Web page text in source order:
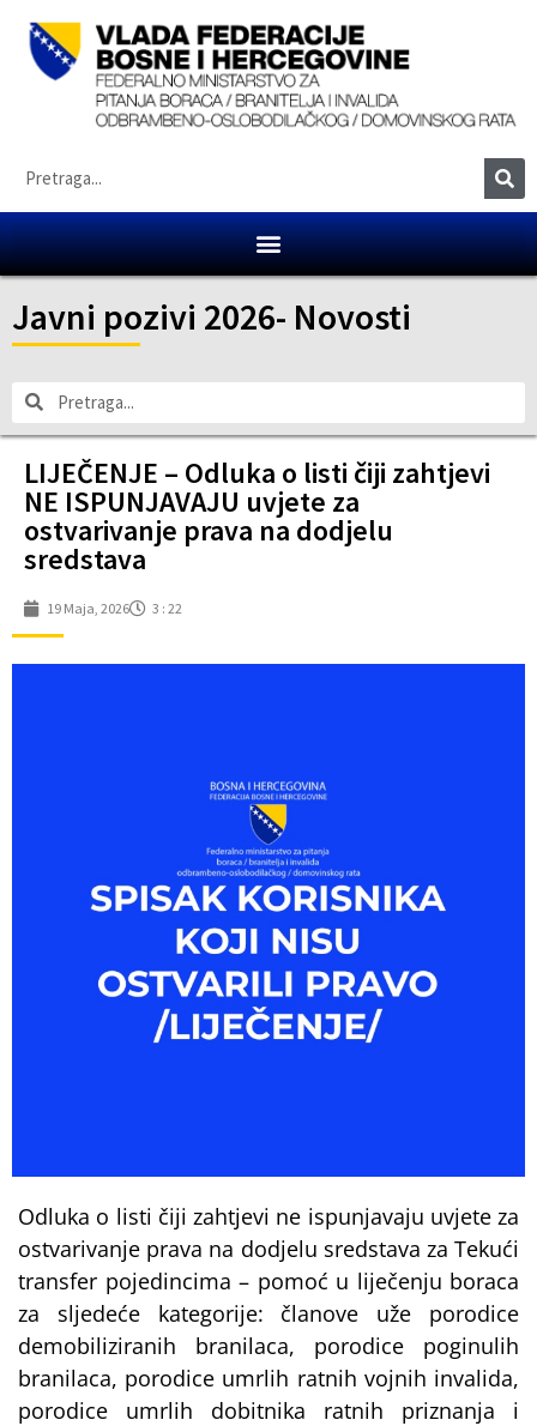
Javni pozivi 2026- Novosti
LIJEČENJE – Odluka o listi čiji zahtjevi
NE ISPUNJAVAJU uvjete za
ostvarivanje prava na dodjelu
sredstava
19 Maja, 2026 3 : 22
Odluka o listi čiji zahtjevi ne ispunjavaju uvjete za
ostvarivanje prava na dodjelu sredstava za Tekući
transfer pojedincima – pomoć u liječenju boraca
za sljedeće kategorije: članove uže porodice
demobiliziranih branilaca, porodice poginulih
branilaca, porodice umrlih ratnih vojnih invalida,
porodice umrlih dobitnika ratnih priznanja i